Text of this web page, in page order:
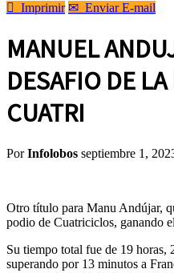
 Imprimir ✉ Enviar E-mail
MANUEL
DESAFIO DE
CUATRI
PorInfolobos septiembre 1,
Otro título para Manu Andújar,
podio de Cuatriciclos, ganando
Su tiempo total fue de 19 horas,
superando por 13 minutos a